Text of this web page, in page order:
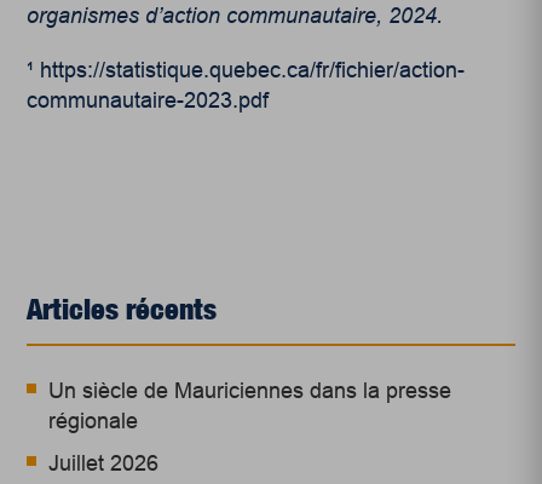
organismes d’action communautaire, 2024.
¹ https://statistique.quebec.ca/fr/fichier/action-
communautaire-2023.pdf
Articles récents
Un siècle de Mauriciennes dans la presse
régionale
Juillet 2026